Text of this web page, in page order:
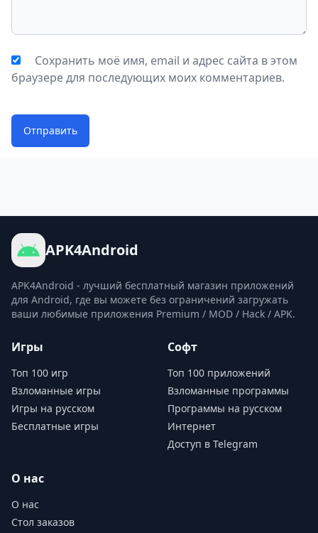
Сохранить моё имя, email и адрес сайта в этом
браузере для последующих моих комментариев.
Отправить
APK4Android
APK4Android - лучший бесплатный магазин приложений
для Android, где вы можете без ограничений загружать
ваши любимые приложения Premium / MOD / Hack / APK.
Игры
Топ 100 игр
Взломанные игры
Игры на русском
Бесплатные игры
Софт
Топ 100 приложений
Взломанные программы
Программы на русском
Интернет
Доступ в Telegram
О нас
О нас
Стол заказов